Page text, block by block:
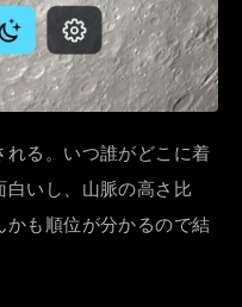
る。いつ誰がどこに着
白いし、山脈の高さ比
も順位が分かるので結